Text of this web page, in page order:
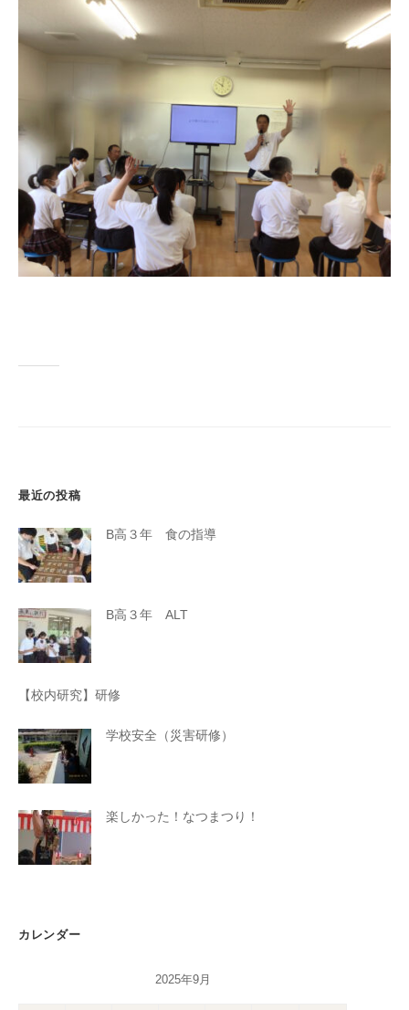
最近の投稿
B高３年 食の指導
B高３年 ALT
【校内研究】研修
学校安全（災害研修）
楽しかった！なつまつり！
カレンダー
2025年9月